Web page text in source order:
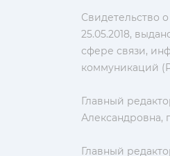
Свидетельство
25.05.2018,
сфере связи,
коммуникаций
Главный
Александровна,
Главный